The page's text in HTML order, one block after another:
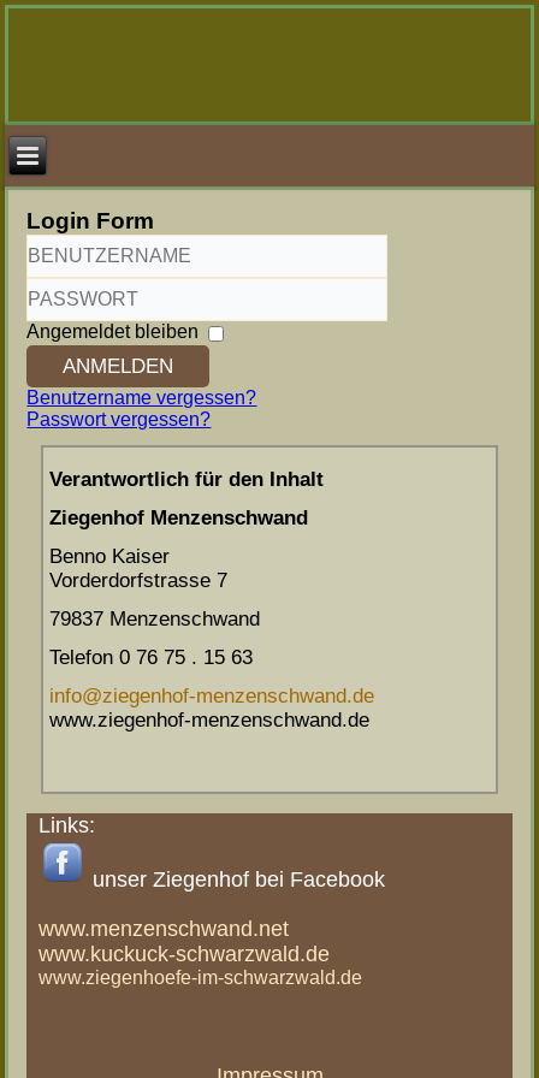
Login Form
Benutzername
Passwort
Angemeldet bleiben
ANMELDEN
Benutzername vergessen?
Passwort vergessen?
Verantwortlich für den Inhalt
Ziegenhof Menzenschwand
Benno Kaiser
Vorderdorfstrasse 7
79837 Menzenschwand
Telefon 0 76 75 . 15 63
info@ziegenhof-menzenschwand.de
www.ziegenhof-menzenschwand.de
Links:
unser Ziegenhof bei Facebook
www.menzenschwand.net
www.kuckuck-schwarzwald.de
www.ziegenhoefe-im-schwarzwald.de